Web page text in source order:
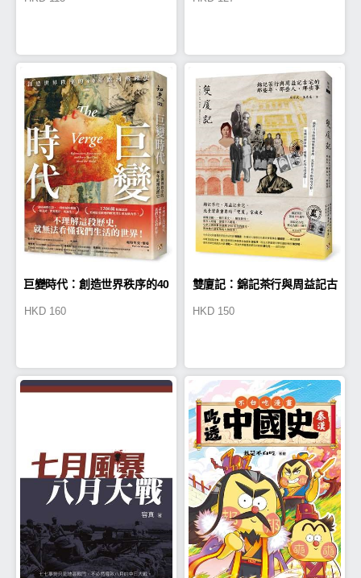
巨變時代：創造世界秩序的40
HKD 160
雙廈記：錦記茶行與周益記古
HKD 150